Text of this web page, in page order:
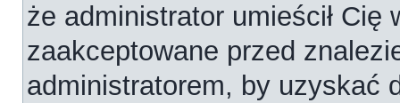
że administrator umieścił
zaakceptowane przed
administratorem, by uzyskać